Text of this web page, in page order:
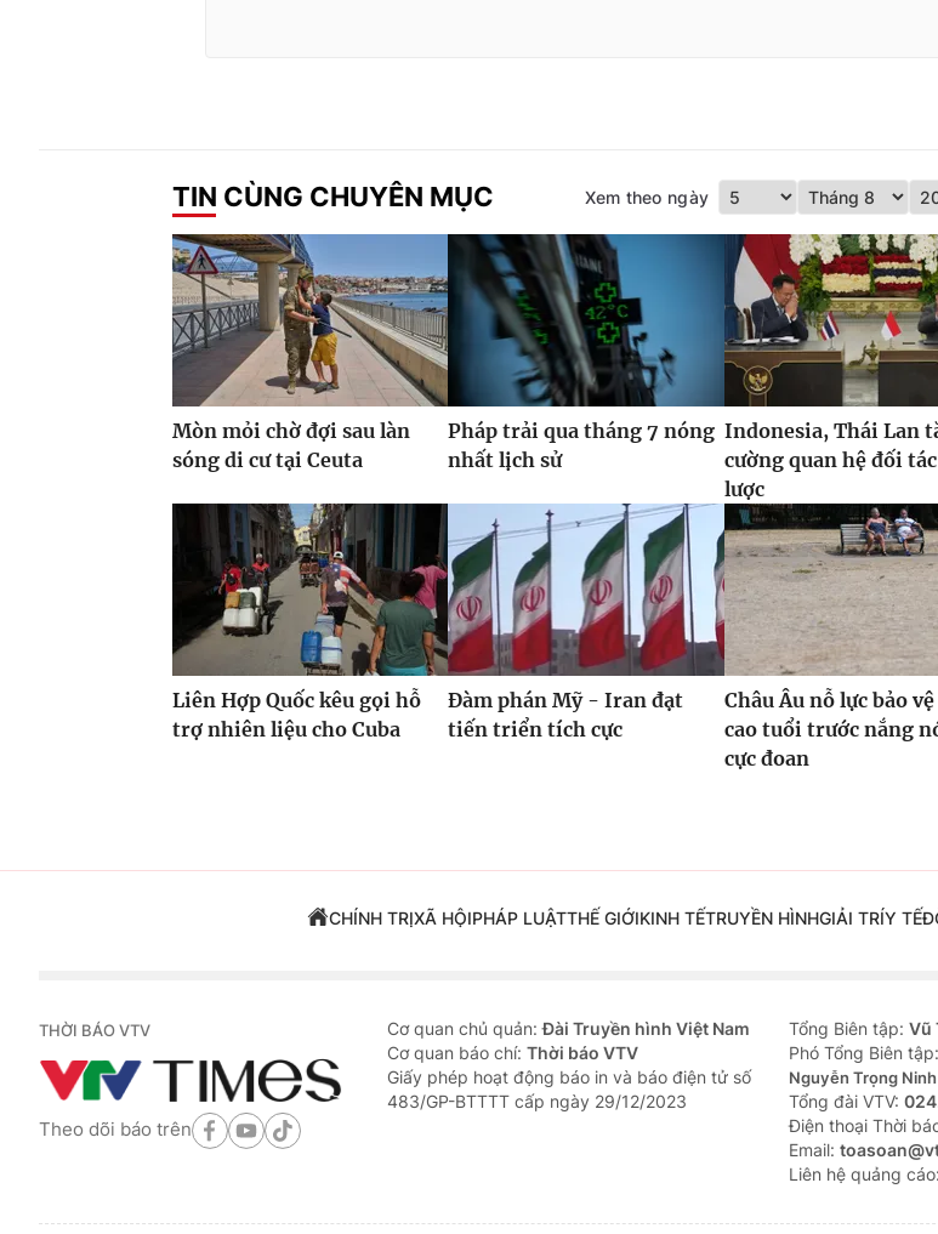
TIN CÙNG CHUYÊN MỤC Xem theo ngày
Mòn mỏi chờ đợi sau làn
sóng di cư tại Ceuta
Pháp trải qua tháng 7 nóng
nhất lịch sử
Indonesia, Thái Lan
cường quan hệ đối
lược
Liên Hợp Quốc kêu gọi hỗ
trợ nhiên liệu cho Cuba
Đàm phán Mỹ - Iran đạt
tiến triển tích cực
Châu Âu nỗ lực bảo
cao tuổi trước nắng
cực đoan
CHÍNH TRỊXÃ HỘIPHÁP LUẬTTHẾ GIỚIKINH TẾTRUYỀN HÌNHGIẢI TRÍY TẾ
THỜI BÁO VTV
Theo dõi báo trên
Cơ quan chủ quản:Đài Truyền hình Việt Nam
Cơ quan báo chí: Thời báo VTV
Giấy phép hoạt động báo in và báo điện tử số
483/GP-BTTTT cấp ngày 29/12/2023
Tổng Biên tập: Vũ
Phó Tổng Biên tập:
Nguyễn Trọng Ninh
Tổng đài VTV:
Ðiện thoại Thời
Email:
Liên hệ quảng cáo: